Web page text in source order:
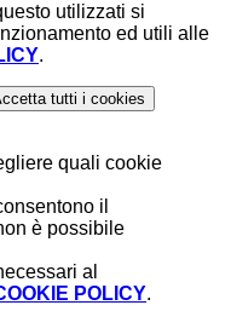
utilizzati si
ed utili alle
.
tutti i cookies
quali cookie
il
è possibile
al
POLICY.